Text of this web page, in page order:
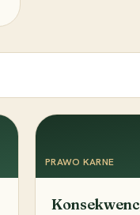
PRAWO KARNE